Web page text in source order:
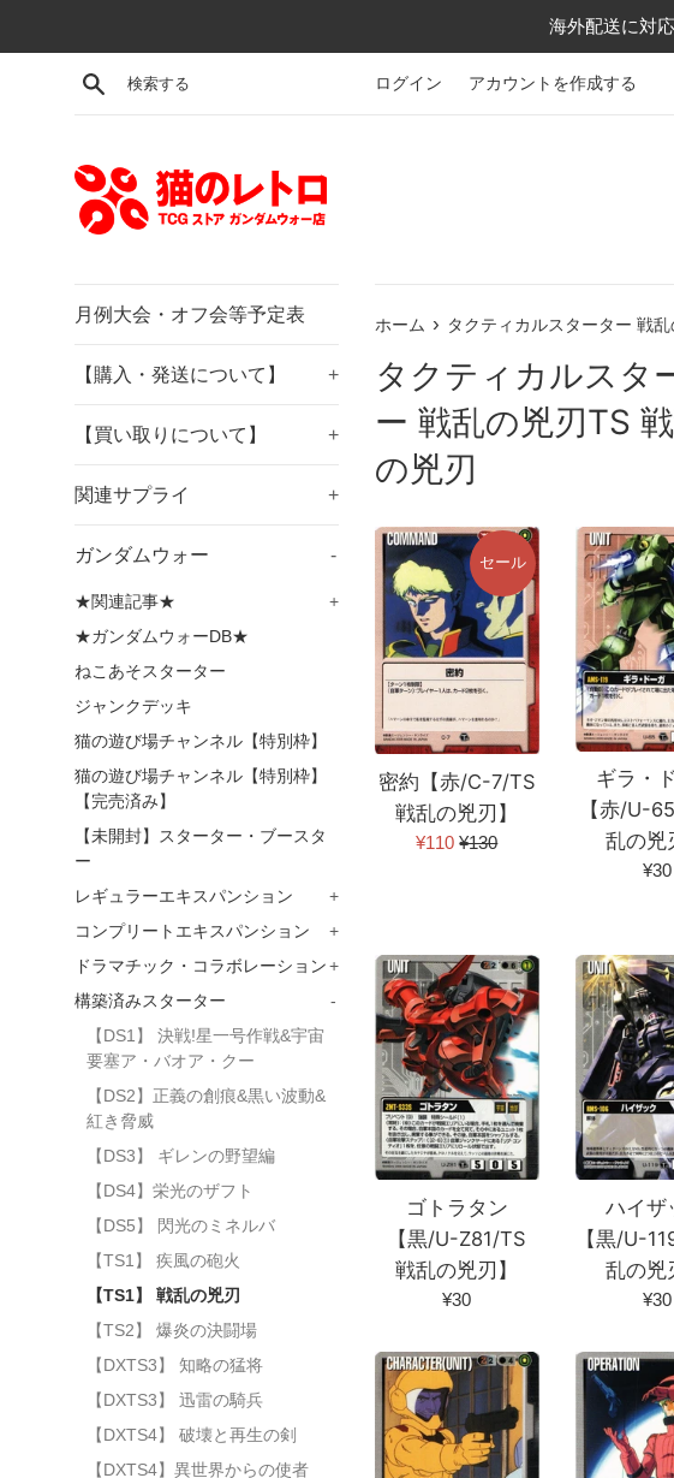
海外配送に対
検索する ログイン アカウントを作成する
月例大会・オフ会等予定表
【購入・発送について】 +
【買い取りについて】 +
関連サプライ +
ガンダムウォー -
★関連記事★
+
★ガンダムウォーDB★
ねこあそスターター
ジャンクデッキ
猫の遊び場チャンネル【特別枠】
猫の遊び場チャンネル【特別枠】
【完売済み】
【未開封】スターター・ブースタ
ー
レギュラーエキスパンション
+
コンプリートエキスパンション
+
ドラマチック・コラボレーション +
構築済みスターター
-
【DS1】 決戦!星一号作戦&宇宙
要塞ア・バオア・クー
【DS2】正義の創痕&黒い波動&
紅き脅威
【DS3】 ギレンの野望編
【DS4】栄光のザフト
【DS5】 閃光のミネルバ
【TS1】 疾風の砲火
【TS1】 戦乱の兇刃
【TS2】 爆炎の決闘場
【DXTS3】 知略の猛将
【DXTS3】 迅雷の騎兵
【DXTS4】 破壊と再生の剣
【DXTS4】異世界からの使者
ホーム › タクティカルスターター 戦
タクティカルスタ
ー 戦乱の兇刃TS
の兇刃
密約【赤/C-7/TS
戦乱の兇刃】
販
¥110通
¥130
セール
ギラ・
【赤/U-
乱の兇
通
格
¥30
ゴトラタン
【黒/U-Z81/TS
戦乱の兇刃】
通
価
格
¥30
ハイザ
【黒/U-
乱の兇
通
価
格
¥30